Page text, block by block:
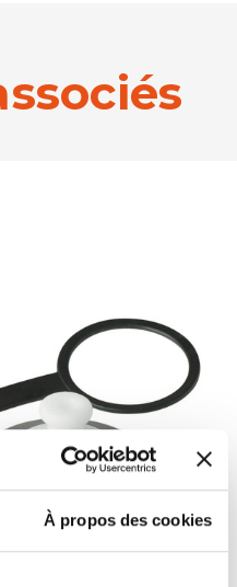
À propos des cookies